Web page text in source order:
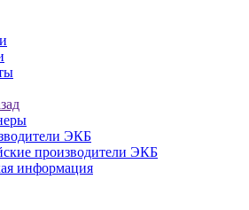
ЭКБ
производители ЭКБ
информация